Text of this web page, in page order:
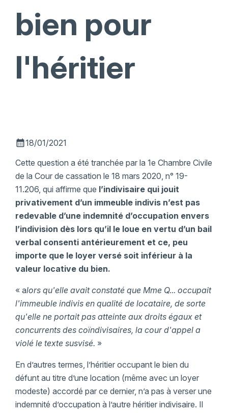
bien pour
l'héritier
calendar_month18/01/2021
Cette question a été tranchée par la 1e Chambre Civile
de la Cour de cassation le 18 mars 2020, n° 19-
11.206, qui affirme que l’indivisaire qui jouit
privativement d’un immeuble indivis n’est pas
redevable d’une indemnité d’occupation envers
l’indivision dès lors qu’il le loue en vertu d’un bail
verbal consenti antérieurement et ce, peu
importe que le loyer versé soit inférieur à la
valeur locative du bien.
« alors qu'elle avait constaté que Mme Q... occupait
l'immeuble indivis en qualité de locataire, de sorte
qu'elle ne portait pas atteinte aux droits égaux et
concurrents des coïndivisaires, la cour d'appel a
violé le texte susvisé. »
En d’autres termes, l’héritier occupant le bien du
défunt au titre d’une location (même avec un loyer
modeste) accordé par ce dernier, n’a pas à verser une
indemnité d’occupation à l’autre héritier indivisaire. Il